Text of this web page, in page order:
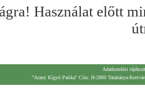
Használat előtt
Adatkezelési
"Arany Kígyó Patika" Cím: H-2800 Tatabánya-